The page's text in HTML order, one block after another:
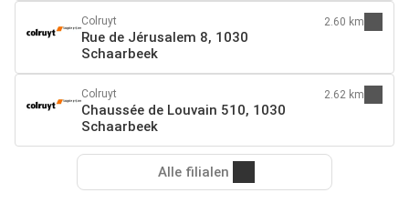
Colruyt
Rue de Jérusalem 8, 1030
Schaarbeek
2.60 km
Colruyt
Chaussée de Louvain 510, 1030
Schaarbeek
2.62 km
Alle filialen